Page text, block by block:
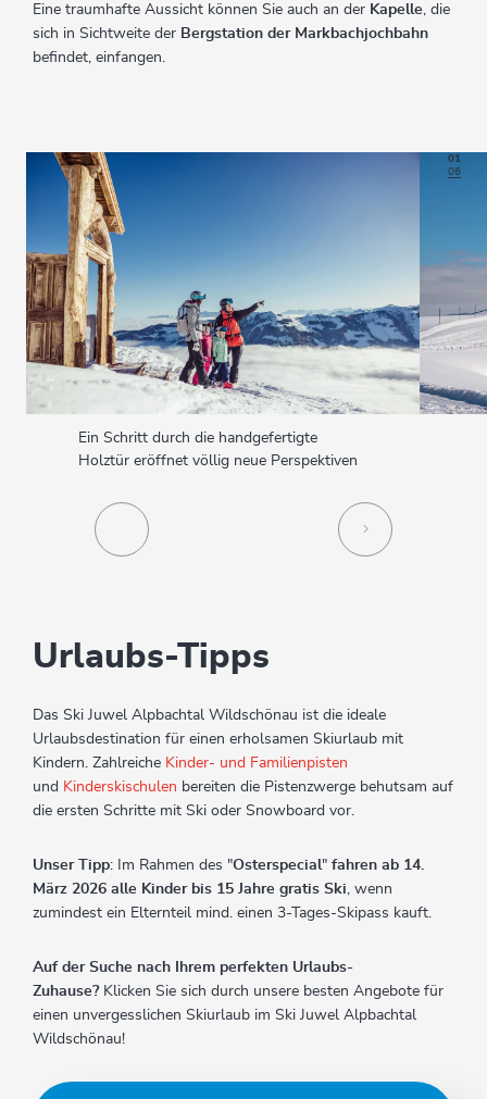
Eine traumhafte Aussicht können Sie auch an der Kapelle , die
sich in Sichtweite der Bergstation der Markbachjochbahn
befindet, einfangen.
Ein Schritt durch die handgefertigte
Holztür eröffnet völlig neue Perspektiven
01
06
Urlaubs-Tipps
Das Ski Juwel Alpbachtal Wildschönau ist die ideale
Urlaubsdestination für einen erholsamen Skiurlaub mit
Kindern. Zahlreiche Kinder- und Familienpisten
und Kinderskischulen bereiten die Pistenzwerge behutsam auf
die ersten Schritte mit Ski oder Snowboard vor.
Unser Tipp: Im Rahmen des "Osterspecial" fahren ab 14.
März 2026 alle Kinder bis 15 Jahre gratis Ski, wenn
zumindest ein Elternteil mind. einen 3-Tages-Skipass kauft.
Auf der Suche nach Ihrem perfekten Urlaubs-
Zuhause? Klicken Sie sich durch unsere besten Angebote für
einen unvergesslichen Skiurlaub im Ski Juwel Alpbachtal
Wildschönau!